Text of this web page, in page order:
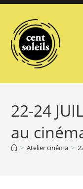
Skip
content
22-24
au
> Atelier cinéma >